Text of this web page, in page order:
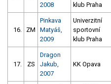
2008
klub Praha
16. ZM
Pinkava
Matyáš,
2009
Univerzitní
sportovní
klub Praha
17. ZS
Dragon
Jakub,
2007
KK Opava